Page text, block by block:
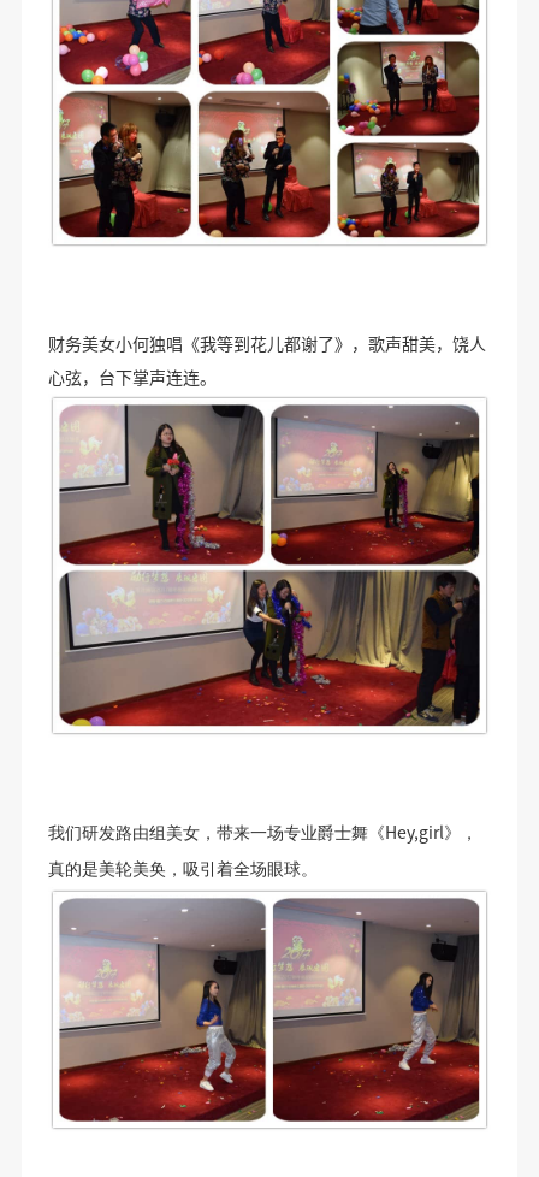
财务美女小何独唱《我等到花儿都谢了》，歌声甜美，饶人
心弦，台下掌声连连。
我们研发路由组美女，带来一场专业爵士舞《Hey,girl》，
真的是美轮美奂，吸引着全场眼球。